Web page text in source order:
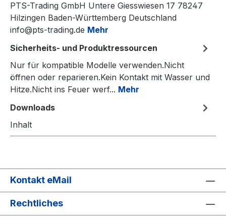
PTS-Trading GmbH Untere Giesswiesen 17 78247
Hilzingen Baden-Württemberg Deutschland
info@pts-trading.de Mehr
Sicherheits- und Produktressourcen
Nur für kompatible Modelle verwenden.Nicht
öffnen oder reparieren.Kein Kontakt mit Wasser und
Hitze.Nicht ins Feuer werf... Mehr
Downloads
Inhalt
Kontakt eMail
Rechtliches